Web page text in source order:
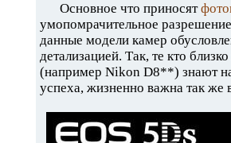
Основное что приносят
умопомрачительное
данные модели камер
детализацией. Так, те кто
(например Nikon D8**) знают
успеха, жизненно важна так же